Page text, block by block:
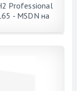
Professional
- MSDN на